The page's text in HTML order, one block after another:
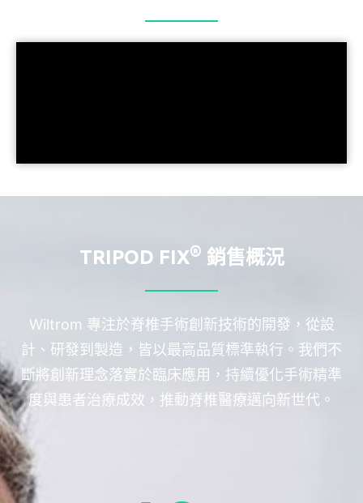
TRIPOD FIX® 銷售概況
Wiltrom 專注於脊椎手術創新技術的開發，從設
計、研發到製造，皆以最高品質標準執行。我們不
斷將創新理念落實於臨床應用，持續優化手術精準
度與患者治療成效，推動脊椎醫療邁向新世代。